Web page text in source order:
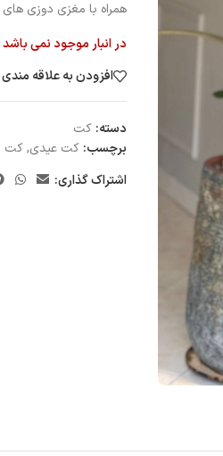
همراه با مغزی دوزی
در انبار موجود نمی باشد
افزودن به علاقه مندی
دسته: کت
برچسب: کت عیدی,کت
اشتراک گذاری: